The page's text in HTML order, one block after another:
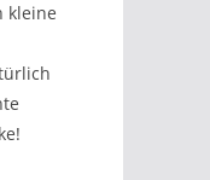
kleine